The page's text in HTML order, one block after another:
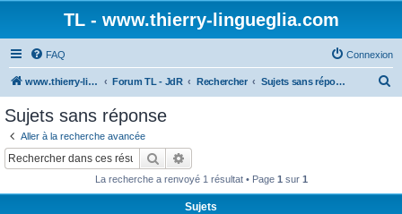
TL - www.thierry-lingueglia.com
FAQ Connexion
www.thierry-lingueglia.com Forum TL - JdR Rechercher Sujets sans réponse
Sujets sans réponse
Aller à la recherche avancée
Rechercher
La recherche a renvoyé 1 résultat • Page 1 sur 1
Sujets